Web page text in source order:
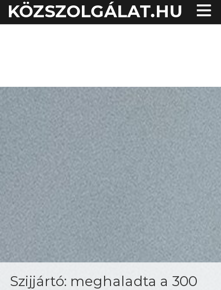
KÖZSZOLGÁLAT.HU
Szijjártó: meghaladta a 300